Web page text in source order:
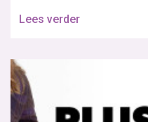
Lees verder